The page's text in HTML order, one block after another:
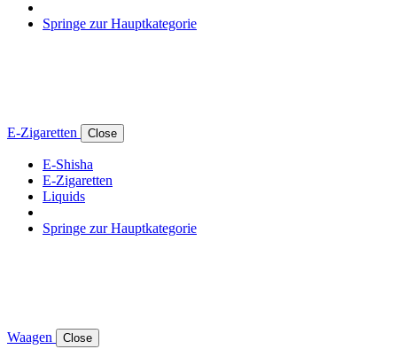
Springe zur Hauptkategorie
E-Zigaretten Close
E-Shisha
E-Zigaretten
Liquids
Springe zur Hauptkategorie
Waagen Close